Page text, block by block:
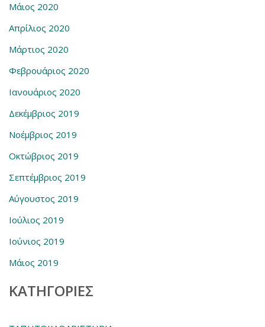
Μάιος 2020
Απρίλιος 2020
Μάρτιος 2020
Φεβρουάριος 2020
Ιανουάριος 2020
Δεκέμβριος 2019
Νοέμβριος 2019
Οκτώβριος 2019
Σεπτέμβριος 2019
Αύγουστος 2019
Ιούλιος 2019
Ιούνιος 2019
Μάιος 2019
KΑΤΗΓΟΡΊΕΣ